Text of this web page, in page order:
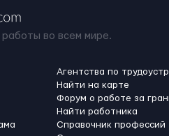
работы во всем мире.
Агентства по
Найти на карте
Форум о работе за
Найти работника
Справочник профессий